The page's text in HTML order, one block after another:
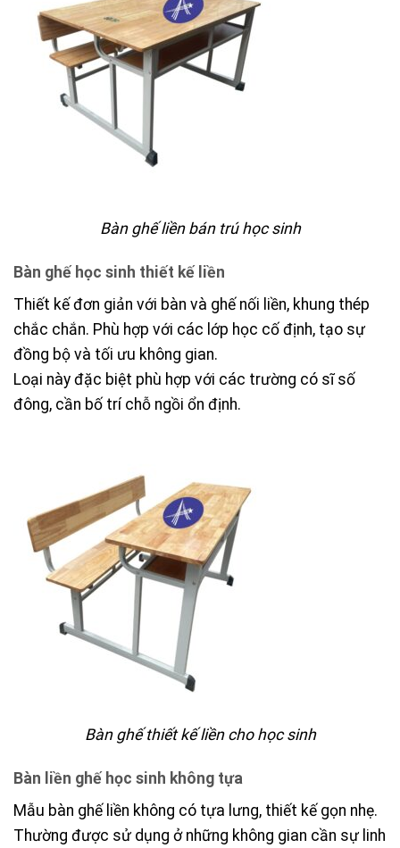
Bàn ghế liền bán trú học sinh
Bàn ghế học sinh thiết kế liền
Thiết kế đơn giản với bàn và ghế nối liền, khung thép
chắc chắn. Phù hợp với các lớp học cố định, tạo sự
đồng bộ và tối ưu không gian.
Loại này đặc biệt phù hợp với các trường có sĩ số
đông, cần bố trí chỗ ngồi ổn định.
Bàn ghế thiết kế liền cho học sinh
Bàn liền ghế học sinh không tựa
Mẫu bàn ghế liền không có tựa lưng, thiết kế gọn nhẹ.
Thường được sử dụng ở những không gian cần sự linh